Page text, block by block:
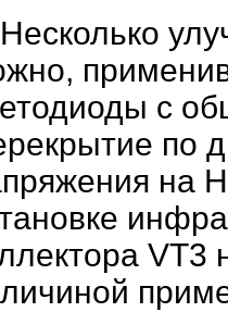
с
по
на
VT3